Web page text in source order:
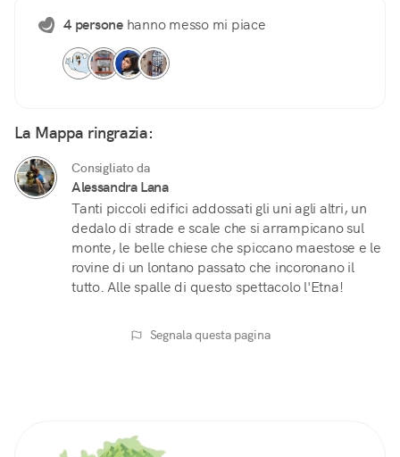
4 personehanno messo mi piace
La Mappa ringrazia:
Consigliato da
Alessandra Lana
Tanti piccoli edifici addossati gli uni agli altri, un
dedalo di strade e scale che si arrampicano sul
monte, le belle chiese che spiccano maestose e le
rovine di un lontano passato che incoronano il
tutto. Alle spalle di questo spettacolo l'Etna!
Segnala questa pagina